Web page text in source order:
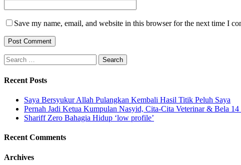
Save my name, email, and website in this browser for the next time I
Search
for:
Recent Posts
Saya Bersyukur Allah Pulangkan Kembali Hasil Titik Peluh Saya
Pernah Jadi Ketua Kumpulan Nasyid, Cita-Cita Veterinar & Bela
Shariff Zero Bahagia Hidup ‘low profile’
Recent Comments
Archives